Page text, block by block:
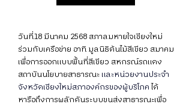
วันที่18 มีนาคม 2568 สภาลมหายใจเชียงใหม่
ร่วมกับเครือข่าย อาทิ มูลนิธิต้นไม้สีเขียว สมาคม
เพื่อการออกแบบพื้นที่สีเขียว สหกรณ์รถแดง
สถาบันนโยบายสาธารณะ และหน่วยงานประจำ
จังหวัดเชียงใหม่สภาองค์กรของผู้บริโภค ได้
หารือถึงการผลักดันระบบขนส่งสาธารณะเพื่อ